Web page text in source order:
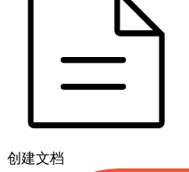
创建文档